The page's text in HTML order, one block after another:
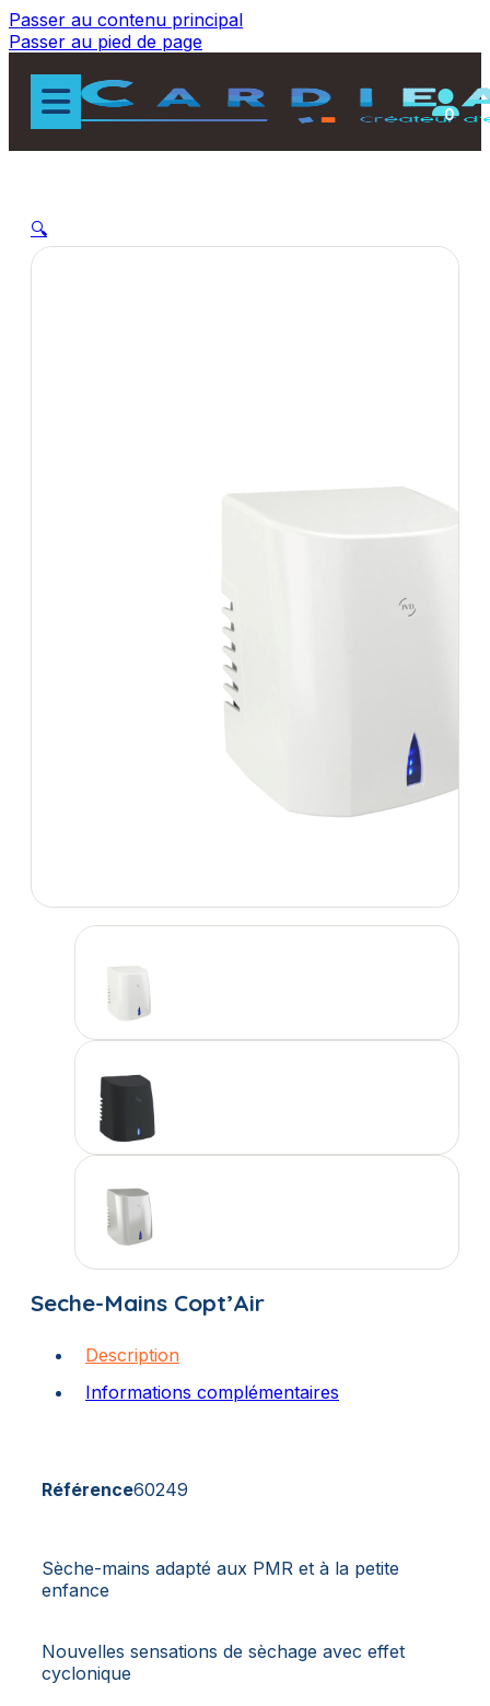
Passer au contenu principal
Passer au pied de page
0
🔍
Seche-Mains Copt’Air
Description
Informations complémentaires
Référence60249
Sèche-mains adapté aux PMR et à la petite
enfance
Nouvelles sensations de sèchage avec effet
cyclonique